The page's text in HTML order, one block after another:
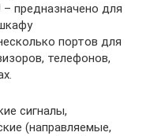
– предназначено для
портов для
телефонов,
сигналы,
(направляемые,